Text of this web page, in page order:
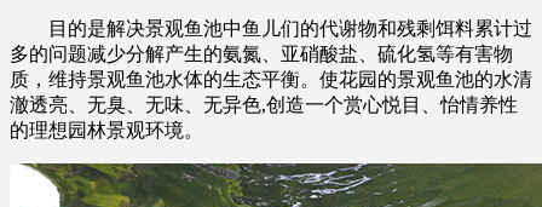
目的是解决景观鱼池中鱼儿们的代谢物和残剩饵料累计过
多的问题减少分解产生的氨氮、亚硝酸盐、硫化氢等有害物
质，维持景观鱼池水体的生态平衡。使花园的景观鱼池的水清
澈透亮、无臭、无味、无异色,创造一个赏心悦目、怡情养性
的理想园林景观环境。